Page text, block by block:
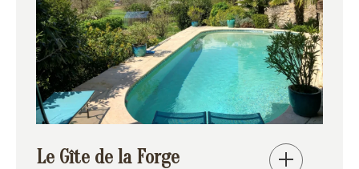
Le Gîte de la Forge